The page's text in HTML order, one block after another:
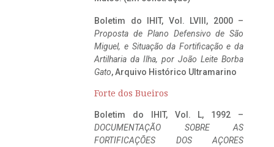
Boletim do IHIT, Vol. LVIII, 2000 –
Proposta de Plano Defensivo de São
Miguel, e Situação da Fortificação e da
Artilharia da Ilha, por João Leite Borba
Gato, Arquivo Histórico Ultramarino
Forte dos Bueiros
Boletim do IHIT, Vol. L, 1992 –
DOCUMENTAÇÃO SOBRE AS
FORTIFICAÇÕES DOS AÇORES